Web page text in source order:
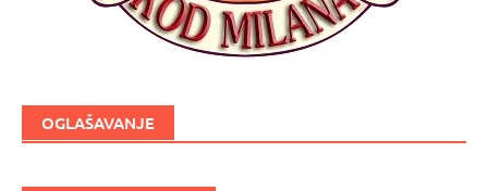
OGLAŠAVANJE